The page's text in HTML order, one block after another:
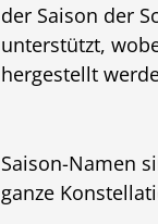
der Saison der
unterstützt,
hergestellt
Saison-Namen
ganze